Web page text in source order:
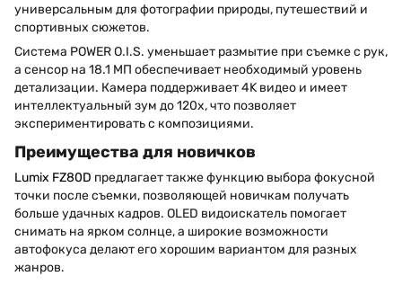
универсальным для фотографии природы, путешествий и
спортивных сюжетов.
Система POWER O.I.S. уменьшает размытие при съемке с рук,
а сенсор на 18.1 МП обеспечивает необходимый уровень
детализации. Камера поддерживает 4K видео и имеет
интеллектуальный зум до 120х, что позволяет
экспериментировать с композициями.
Преимущества для новичков
Lumix FZ80D предлагает также функцию выбора фокусной
точки после съемки, позволяющей новичкам получать
больше удачных кадров. OLED видоискатель помогает
снимать на ярком солнце, а широкие возможности
автофокуса делают его хорошим вариантом для разных
жанров.